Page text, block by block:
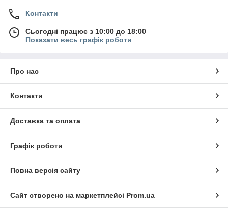
Контакти
Сьогодні працює з 10:00 до 18:00
Показати весь графік роботи
Про нас
Контакти
Доставка та оплата
Графік роботи
Повна версія сайту
Сайт створено на маркетплейсі Prom.ua